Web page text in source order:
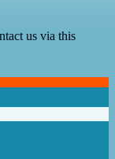
us via this